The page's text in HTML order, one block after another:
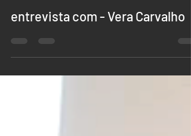
8 de jul. de 2020
entrevista com - Vera Carvalho